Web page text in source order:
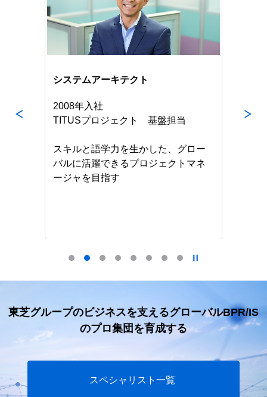
システムアーキテクト
2008年入社
TITUSプロジェクト 基盤担当
スキルと語学力を生かした、グロー
バルに活躍できるプロジェクトマネ
ージャを目指す
東芝グループのビジネスを支えるグローバルBPR/IS
のプロ集団を育成する
スペシャリスト一覧